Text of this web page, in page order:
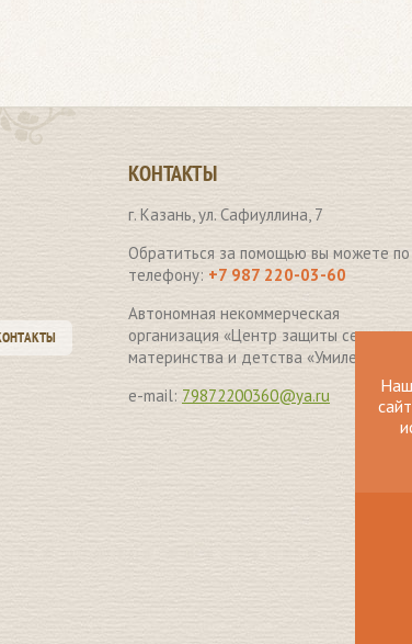
КОНТАКТЫ
г. Казань, ул. Сафиуллина, 7
Обратиться за помощью вы можете по
телефону: +7 987 220-03-60
Автономная некоммерческая
организация «Центр защиты семьи,
материнства и детства «Умиление» .
e-mail: 79872200360@ya.ru